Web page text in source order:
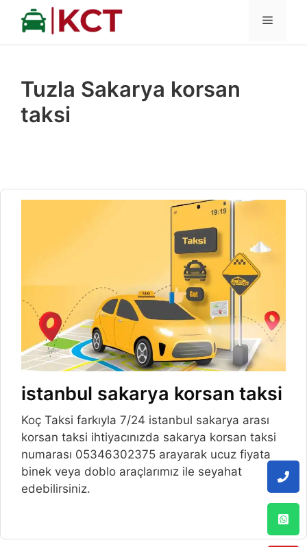
İçeriğe
MENÜ
Tuzla Sakarya korsan
taksi
istanbul sakarya korsan taksi
Koç Taksi farkıyla 7/24 istanbul sakarya arası
korsan taksi ihtiyacınızda sakarya korsan taksi
numarası 05346302375 arayarak ucuz fiyata
binek veya doblo araçlarımız ile seyahat
edebilirsiniz.